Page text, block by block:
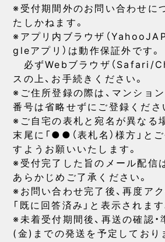
※受付期間外のお問い合わせに
たしかねます。
※アプリ内ブラウザ（
gleアプリ）は動作保証外です。
必ずWebブラウザ（Safari/
スの上、お手続きください。
※ご住所登録の際は、マンショ
番号は省略せずにご登録くださ
※ご自宅の表札と宛名が異なる
末尾に「●●（表札名）様方」と
すようお願いいたします。
※受付完了した旨のメール配信
あらかじめご了承ください。
※お問い合わせ完了後、再度ア
「既に回答済み」と表示されます
※未着受付期間後、再送の確認
(金)までの発送を予定しており